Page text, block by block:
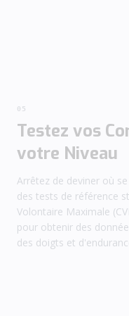
05
Testez vos
votre Niveau
Arrêtez de deviner où
des tests de référence
Volontaire Maximale
pour obtenir des
des doigts et